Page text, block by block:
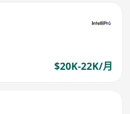
$20K-22K/月